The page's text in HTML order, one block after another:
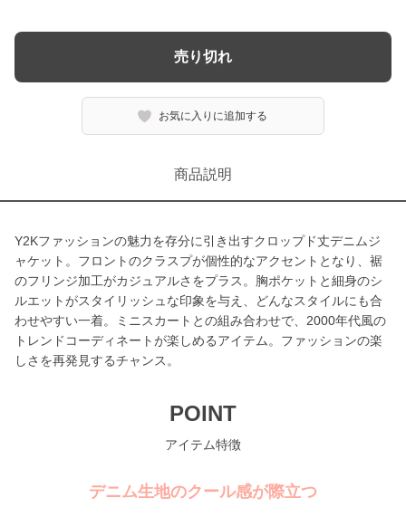
売り切れ
お気に入りに追加する
商品説明
Y2Kファッションの魅力を存分に引き出すクロップド丈デニムジ
ャケット。フロントのクラスプが個性的なアクセントとなり、裾
のフリンジ加工がカジュアルさをプラス。胸ポケットと細身のシ
ルエットがスタイリッシュな印象を与え、どんなスタイルにも合
わせやすい一着。ミニスカートとの組み合わせで、2000年代風の
トレンドコーディネートが楽しめるアイテム。ファッションの楽
しさを再発見するチャンス。
POINT
アイテム特徴
デニム生地のクール感が際立つ